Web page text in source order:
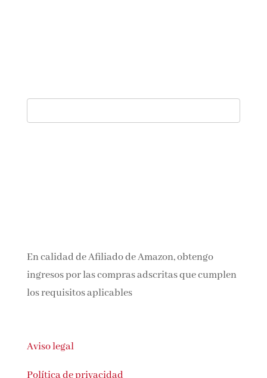
En calidad de Afiliado de Amazon, obtengo
ingresos por las compras adscritas que cumplen
los requisitos aplicables
Aviso legal
Política de privacidad